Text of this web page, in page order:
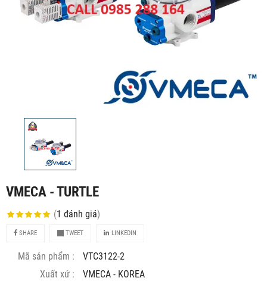
VMECA - TURTLE
(1 đánh giá)
SHARE TWEET LINKEDIN
Mã sản phẩm :
VTC3122-2
Xuất xứ :
VMECA - KOREA